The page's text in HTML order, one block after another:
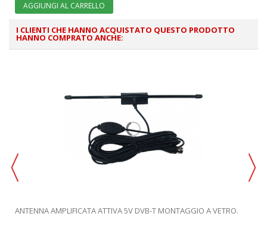
AGGIUNGI AL CARRELLO
I CLIENTI CHE HANNO ACQUISTATO QUESTO PRODOTTO
HANNO COMPRATO ANCHE:
ANTENNA AMPLIFICATA ATTIVA 5V DVB-T MONTAGGIO A VETRO.